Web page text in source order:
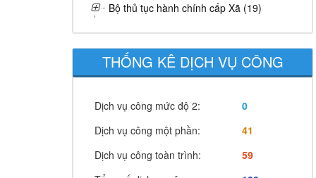
Bộ thủ tục hành chính cấp Xã (19)
THỐNG KÊ DỊCH VỤ CÔNG
Dịch vụ công mức độ 2:
0
Dịch vụ công một phần:
41
Dịch vụ công toàn trình:
59